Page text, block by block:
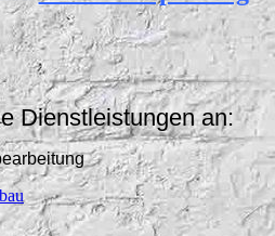
Dienstleistungen an: